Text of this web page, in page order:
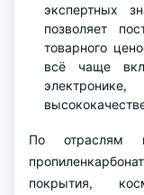
экспертных
позволяет
товарного
всё чаще
По отраслям
покрытия,